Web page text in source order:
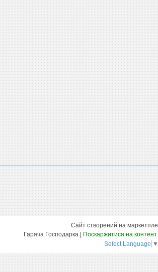
Сайт створений на
Поскаржитися на контент
Select Language ▼